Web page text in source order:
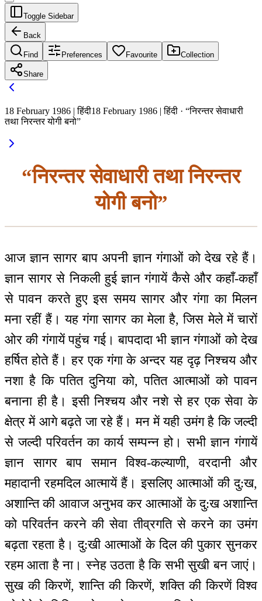
Toggle Sidebar
Back
Find Preferences Favourite Collection
Share
18 February 1986 | हिंदी18 February 1986 | हिंदी · “निरन्तर सेवाधारी
तथा निरन्तर योगी बनो”
“निरन्तर सेवाधारी तथा निरन्तर
योगी बनो”
आज ज्ञान सागर बाप अपनी ज्ञान गंगाओं को देख रहे हैं।
ज्ञान सागर से निकली हुई ज्ञान गंगायें कैसे और कहाँ-कहाँ
से पावन करते हुए इस समय सागर और गंगा का मिलन
मना रहीं हैं। यह गंगा सागर का मेला है, जिस मेले में चारों
ओर की गंगायें पहुंच गई। बापदादा भी ज्ञान गंगाओं को देख
हर्षित होते हैं। हर एक गंगा के अन्दर यह दृढ़ निश्चय और
नशा है कि पतित दुनिया को, पतित आत्माओं को पावन
बनाना ही है। इसी निश्चय और नशे से हर एक सेवा के
क्षेत्र में आगे बढ़ते जा रहे हैं। मन में यही उमंग है कि जल्दी
से जल्दी परिवर्तन का कार्य सम्पन्न हो। सभी ज्ञान गंगायें
ज्ञान सागर बाप समान विश्व-कल्याणी, वरदानी और
महादानी रहमदिल आत्मायें हैं। इसलिए आत्माओं की दु:ख,
अशान्ति की आवाज अनुभव कर आत्माओं के दु:ख अशान्ति
को परिवर्तन करने की सेवा तीव्रगति से करने का उमंग
बढ़ता रहता है। दु:खी आत्माओं के दिल की पुकार सुनकर
रहम आता है ना। स्नेह उठता है कि सभी सुखी बन जाएं।
सुख की किरणें, शान्ति की किरणें, शक्ति की किरणें विश्व